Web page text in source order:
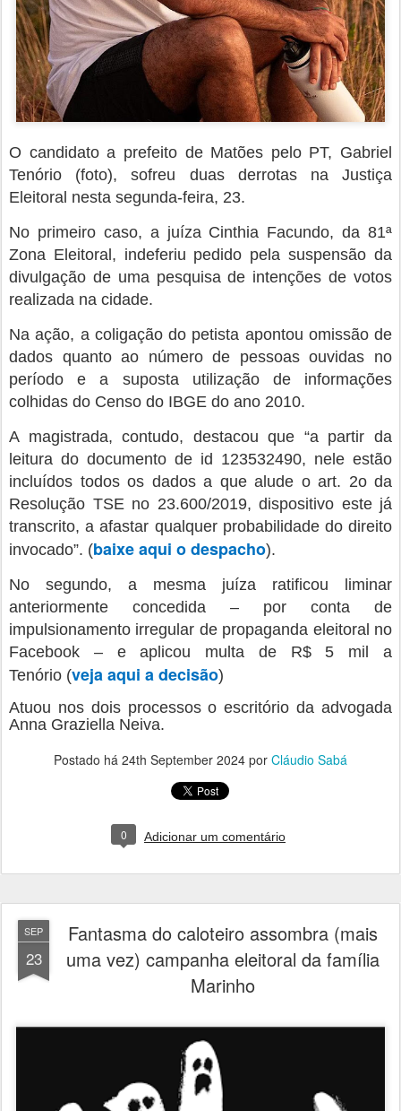
O candidato a prefeito de Matões pelo PT, Gabriel
Tenório (foto), sofreu duas derrotas na Justiça
Eleitoral nesta segunda-feira, 23.
No primeiro caso, a juíza Cinthia Facundo, da 81ª
Zona Eleitoral, indeferiu pedido pela suspensão da
divulgação de uma pesquisa de intenções de votos
realizada na cidade.
Na ação, a coligação do petista apontou omissão de
dados quanto ao número de pessoas ouvidas no
período e a suposta utilização de informações
colhidas do Censo do IBGE do ano 2010.
A magistrada, contudo, destacou que “a partir da
leitura do documento de id 123532490, nele estão
incluídos todos os dados a que alude o art. 2o da
Resolução TSE no 23.600/2019, dispositivo este já
transcrito, a afastar qualquer probabilidade do direito
invocado”. (baixe aqui o despacho).
No segundo, a mesma juíza ratificou liminar
anteriormente concedida – por conta de
impulsionamento irregular de propaganda eleitoral no
Facebook – e aplicou multa de R$ 5 mil a
Tenório (veja aqui a decisão)
Atuou nos dois processos o escritório da advogada
Anna Graziella Neiva.
Postado há 24th September 2024 por Cláudio Sabá
0 Adicionar um comentário
SEP
23
Fantasma do caloteiro assombra (mais
uma vez) campanha eleitoral da família
Marinho